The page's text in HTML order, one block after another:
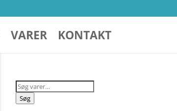
VARER KONTAKT
Søg
efter:
Søg